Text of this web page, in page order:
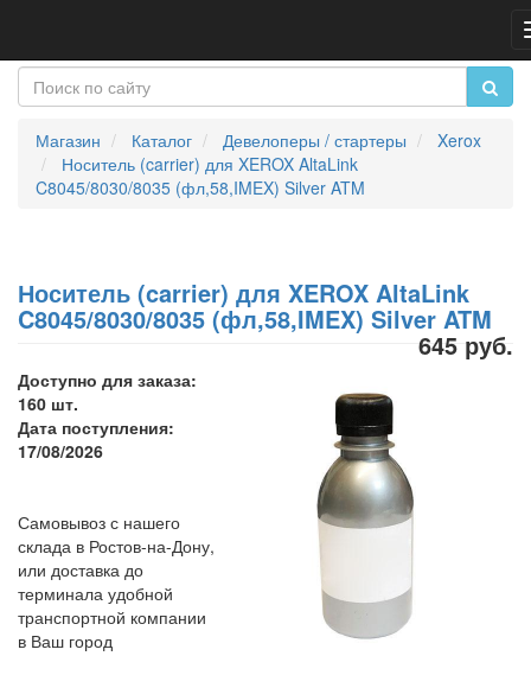
Магазин Каталог Девелоперы / стартеры
Xerox
Носитель (carrier) для XEROX AltaLink
C8045/8030/8035 (фл,58,IMEX) Silver ATM
Носитель (carrier) для XEROX AltaLink
C8045/8030/8035 (фл,58,IMEX) Silver ATM
645 руб.
Доступно для заказа:
160 шт.
Дата поступления:
17/08/2026
Самовывоз с нашего
склада в Ростов-на-Дону,
или доставка до
терминала удобной
транспортной компании
в Ваш город